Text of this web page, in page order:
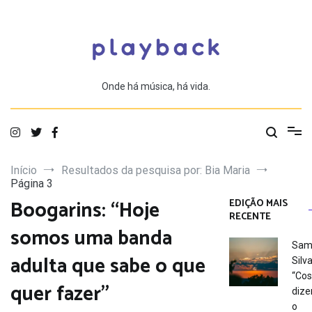
Onde há música, há vida.
Início
Resultados da pesquisa por: Bia Maria
Página 3
Boogarins: “Hoje
somos uma banda
adulta que sabe o que
quer fazer”
EDIÇÃO MAIS
RECENTE
o